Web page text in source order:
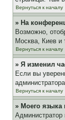
Вернуться к началу
» На
Возможно,
Москва, Киев и
Вернуться к началу
» Я изменил
Если вы
Вернуться к началу
» Моего языка
Администратор